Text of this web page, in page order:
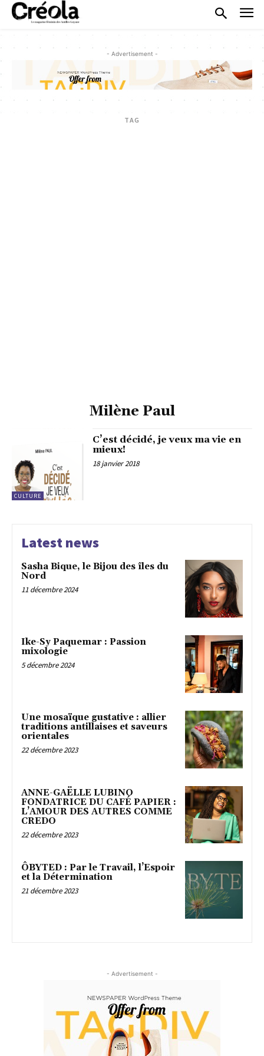
- Advertisement -
TAG
Milène Paul
CULTURE
C’est décidé, je veux ma vie en
mieux!
18 janvier 2018
Latest news
Sasha Bique, le Bijou des îles du
Nord
11 décembre 2024
Ike-Sy Paquemar : Passion
mixologie
5 décembre 2024
Une mosaïque gustative : allier
traditions antillaises et saveurs
orientales
22 décembre 2023
ANNE-GAËLLE LUBINO
FONDATRICE DU CAFÉ PAPIER :
L’AMOUR DES AUTRES COMME
CREDO
22 décembre 2023
ÔBYTED : Par le Travail, l’Espoir
et la Détermination
21 décembre 2023
- Advertisement -